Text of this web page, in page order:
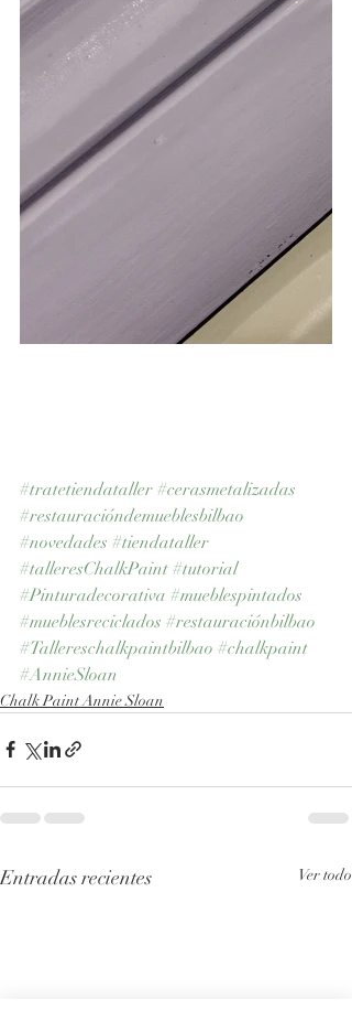
#tratetiendataller #cerasmetalizadas
#restauracióndemueblesbilbao
#novedades #tiendataller
#talleresChalkPaint #tutorial
#Pinturadecorativa #mueblespintados
#mueblesreciclados #restauraciónbilbao
#Tallereschalkpaintbilbao #chalkpaint
#AnnieSloan
Chalk Paint Annie Sloan
Entradas recientes Ver todo